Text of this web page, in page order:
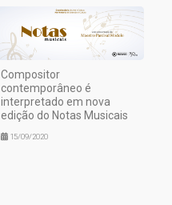
Compositor
contemporâneo é
interpretado em nova
edição do Notas Musicais
15/09/2020